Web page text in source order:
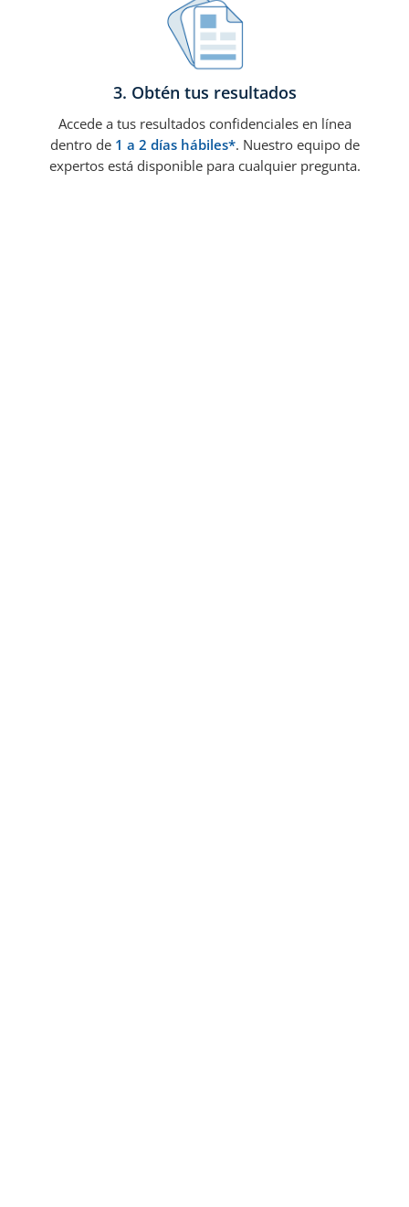
3. Obtén tus resultados
Accede a tus resultados confidenciales en línea
dentro de 1 a 2 días hábiles*. Nuestro equipo de
expertos está disponible para cualquier pregunta.